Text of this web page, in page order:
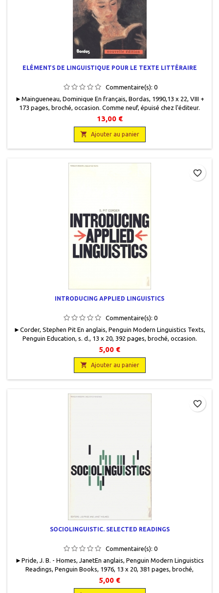
ELÉMENTS DE LINGUISTIQUE POUR LE TEXTE LITTÉRAIRE
Commentaire(s): 0
►Maingueneau, Dominique En français, Bordas, 1990,13 x 22, VIII +
173 pages, broché, occasion . Comme neuf, épuisé chez l'éditeur.
9782040197179
13,00 €
 Ajouter au panier
INTRODUCING APPLIED LINGUISTICS
Commentaire(s): 0
►Corder, Stephen Pit En anglais, Penguin Modern Linguistics Texts,
Penguin Education, s. d., 13 x 20, 392 pages, broché, occasion .
Correct. Couverture défraîchie. Papier intérieur jauni. Soulignés au
crayon à papier.
5,00 €
 Ajouter au panier
favorite_border
SOCIOLINGUISTIC. SELECTED READINGS
Commentaire(s): 0
►Pride, J. B. - Homes, JanetEn anglais, Penguin Modern Linguistics
Readings, Penguin Books, 1976, 13 x 20, 381 pages, broché,
occasion . Correct. Couverture défraîchie. Bord de couverture
extérieur frotté. Papier intérieur jauni. Soulignés au crayon à papier.
5,00 €
favorite_border